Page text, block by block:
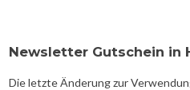
Newsletter Gutschein in
Die letzte Änderung zur